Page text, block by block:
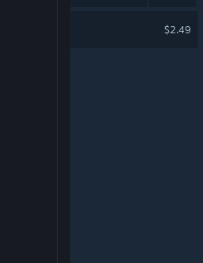
$2.49